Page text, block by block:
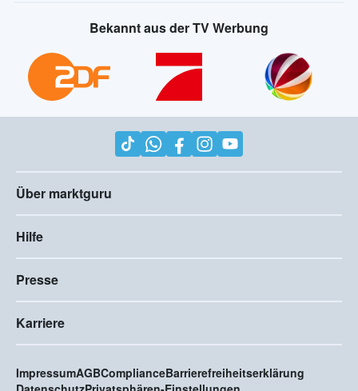
Bekannt aus der TV Werbung
Über marktguru
Hilfe
Presse
Karriere
ImpressumAGBComplianceBarrierefreiheitserklärung